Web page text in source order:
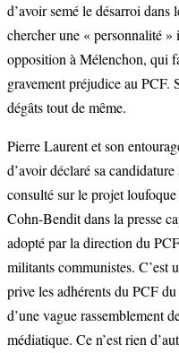
d’avoir semé le désarroi
chercher une « personnalité
opposition à Mélenchon, qui
gravement préjudice au PCF.
dégâts tout de même.
Pierre Laurent et son
d’avoir déclaré sa
consulté sur le projet
Cohn-Bendit dans la presse
adopté par la direction du
militants communistes. C’est
prive les adhérents du PCF
d’une vague rassemblement
médiatique. Ce n’est rien